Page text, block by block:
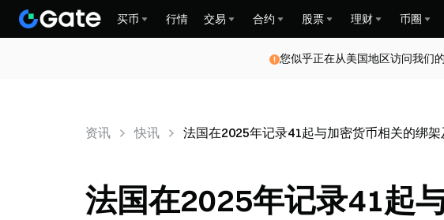
买币 行情 交易 合约 股票 理财 币圈
您似乎正在从美国地区访问我们
资讯 快讯 法国在2025年记录41起与加密货币相关的绑
法国在2025年记录41起